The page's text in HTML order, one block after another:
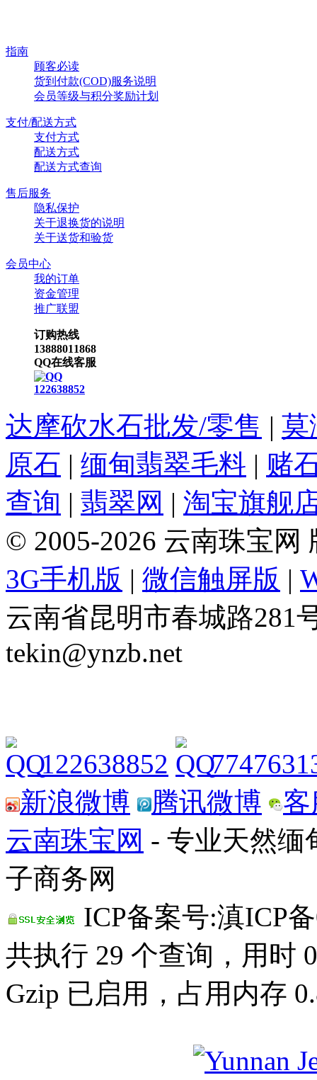
指南
顾客必读
货到付款(COD)服务说明
会员等级与积分奖励计划
支付/配送方式
支付方式
配送方式
配送方式查询
售后服务
隐私保护
关于退换货的说明
关于送货和验货
会员中心
我的订单
资金管理
推广联盟
订购热线
13888011868
QQ在线客服
122638852
达摩砍水石批发/零售 | 莫
原石 | 缅甸翡翠毛料 | 赌
查询 | 翡翠网 | 淘宝旗舰
© 2005-2026 云南珠宝网
3G手机版 | 微信触屏版 |
云南省昆明市春城路281
tekin@ynzb.net
122638852
新浪微博
腾讯微博
云南珠宝网 - 专业天然缅
子商务网
ICP备案号:滇ICP
共执行 29 个查询，用时
Gzip 已启用，占用内存